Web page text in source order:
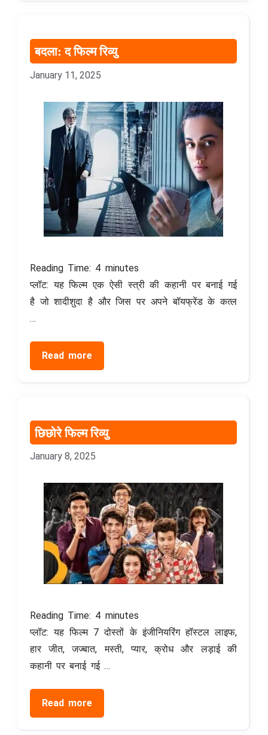
बदला: द फिल्म रिव्यु
January 11, 2025
Reading Time: 4 minutes
प्लॉट: यह फिल्म एक ऐसी स्त्री की कहानी पर बनाई गई
है जो शादीशुदा है और जिस पर अपने बॉयफ्रेंड के कत्ल
…
Read more
छिछोरे फिल्म रिव्यु
January 8, 2025
Reading Time: 4 minutes
प्लॉट: यह फिल्म 7 दोस्तों के इंजीनियरिंग हॉस्टल लाइफ,
हार जीत, जज्बात, मस्ती, प्यार, क्रोध और लड़ाई की
कहानी पर बनाई गई …
Read more